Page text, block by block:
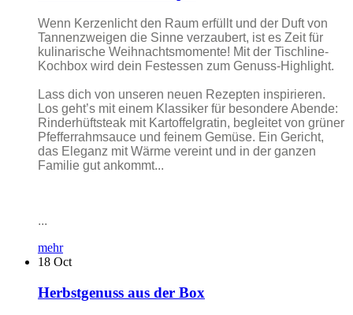
Wenn Kerzenlicht den Raum erfüllt und der Duft von
Tannenzweigen die Sinne verzaubert, ist es Zeit für
kulinarische Weihnachtsmomente! Mit der Tischline-
Kochbox wird dein Festessen zum Genuss-Highlight.
Lass dich von unseren neuen Rezepten inspirieren.
Los geht’s mit einem Klassiker für besondere Abende:
Rinderhüftsteak mit Kartoffelgratin, begleitet von grüner
Pfefferrahmsauce und feinem Gemüse. Ein Gericht,
das Eleganz mit Wärme vereint und in der ganzen
Familie gut ankommt...
...
mehr
18 Oct
Herbstgenuss aus der Box